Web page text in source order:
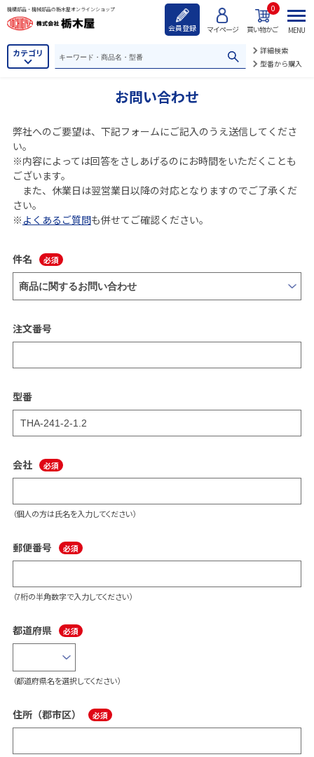
機構部品・機械部品の栃木屋オンラインショップ
会員登録 マイページ 買い物かご
0
カテゴリ
詳細検索
型番から購入
MENU
お問い合わせ
弊社へのご要望は、下記フォームにご記入のうえ送信してくださ
い。
※内容によっては回答をさしあげるのにお時間をいただくことも
ございます。
また、休業日は翌営業日以降の対応となりますのでご了承くだ
さい。
※ よくあるご質問も併せてご確認ください。
件名
注文番号
型番
会社
（個人の方は氏名を入力してください）
郵便番号
（7桁の半角数字で入力してください）
都道府県
（都道府県名を選択してください）
住所（郡市区）